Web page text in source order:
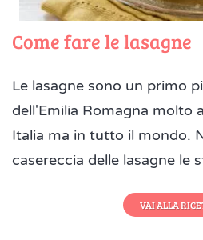
Come fare le lasagne
Le lasagne sono un primo
dell'Emilia Romagna molto
Italia ma in tutto il mondo.
casereccia delle lasagne le
VAI ALLA